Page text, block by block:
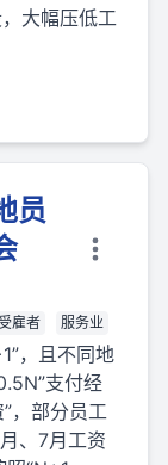
大幅压低工
员
雇者 服务业
，且不同地
支付经
，部分员工
、7月工资